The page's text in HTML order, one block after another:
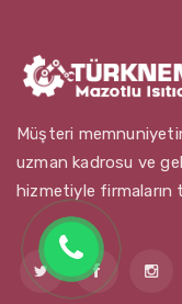
Müşteri
uzman kadrosu ve
hizmetiyle firmaların